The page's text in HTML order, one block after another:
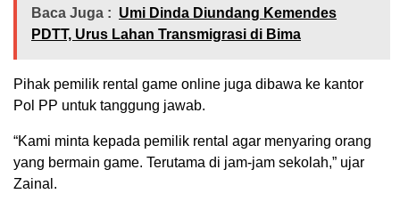
Baca Juga : Umi Dinda Diundang Kemendes
PDTT, Urus Lahan Transmigrasi di Bima
Pihak pemilik rental game online juga dibawa ke kantor
Pol PP untuk tanggung jawab.
“Kami minta kepada pemilik rental agar menyaring orang
yang bermain game. Terutama di jam-jam sekolah,” ujar
Zainal.